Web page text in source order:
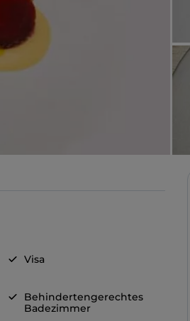
Visa
Behindertengerechtes
Badezimmer